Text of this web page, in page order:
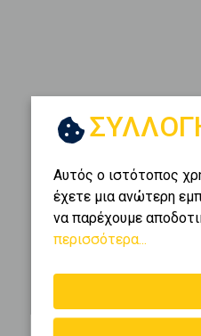
Αυτός ο ιστότοπος
έχετε μια ανώτερη
να παρέχουμε
περισσότερα...